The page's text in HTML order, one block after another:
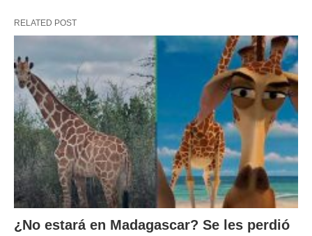
RELATED POST
¿No estará en Madagascar? Se les perdió